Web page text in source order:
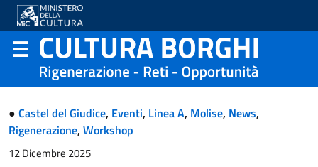
● Castel del Giudice, Eventi, Linea A, Molise, News,
Rigenerazione, Workshop
12 Dicembre 2025